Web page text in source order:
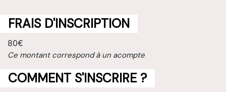
FRAIS D'INSCRIPTION
80€
Ce montant correspond à un acompte
COMMENT S'INSCRIRE ?